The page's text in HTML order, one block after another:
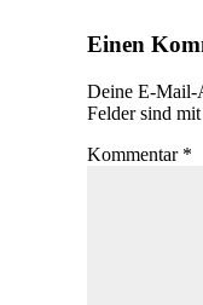
Einen
Deine E-Mail-
Felder sind mit
Kommentar *